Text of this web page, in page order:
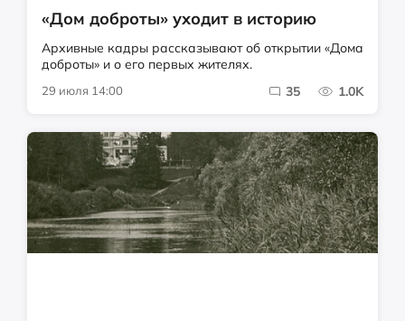
«Дом доброты» уходит в историю
Архивные кадры рассказывают об открытии «Дома
доброты» и о его первых жителях.
29 июля 14:00 35 1.0K